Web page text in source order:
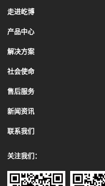
走进屹博
产品中心
解决方案
社会使命
售后服务
新闻资讯
联系我们
关注我们：